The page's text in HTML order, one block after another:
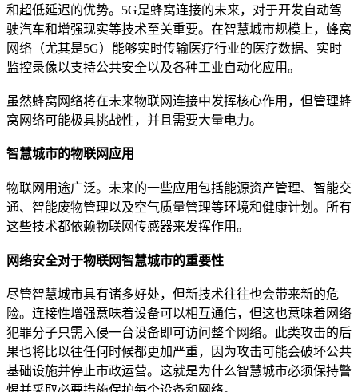
和超低延迟的优势。5G是蜂窝连接的未来，对于开发自动驾
驶汽车和增强现实等技术至关重要。在智慧城市规模上，蜂窝
网络（尤其是5G）能够实时传输医疗行业的医疗数据、实时
监控录像以支持公共安全以及各种工业自动化应用。
虽然蜂窝网络将在未来物联网连接中发挥核心作用，但管理蜂
窝网络可能极具挑战性，并且需要大量电力。
智慧城市的物联网应用
物联网用途广泛。未来的一些应用包括能源资产管理、智能交
通、智能废物管理以及空气质量管理等环境和健康计划。所有
这些技术都依赖物联网传感器来发挥作用。
网络安全对于物联网智慧城市的重要性
尽管智慧城市具有诸多好处，但新技术往往也会带来新的危
险。连接性增强意味着设备可以相互通信，但这也意味着网络
犯罪分子只需入侵一台设备即可访问整个网络。此类攻击的后
果也将比以往任何时候都更加严重，因为攻击可能会破坏公共
基础设施并停止市政运营。这就是为什么智慧城市必须保持警